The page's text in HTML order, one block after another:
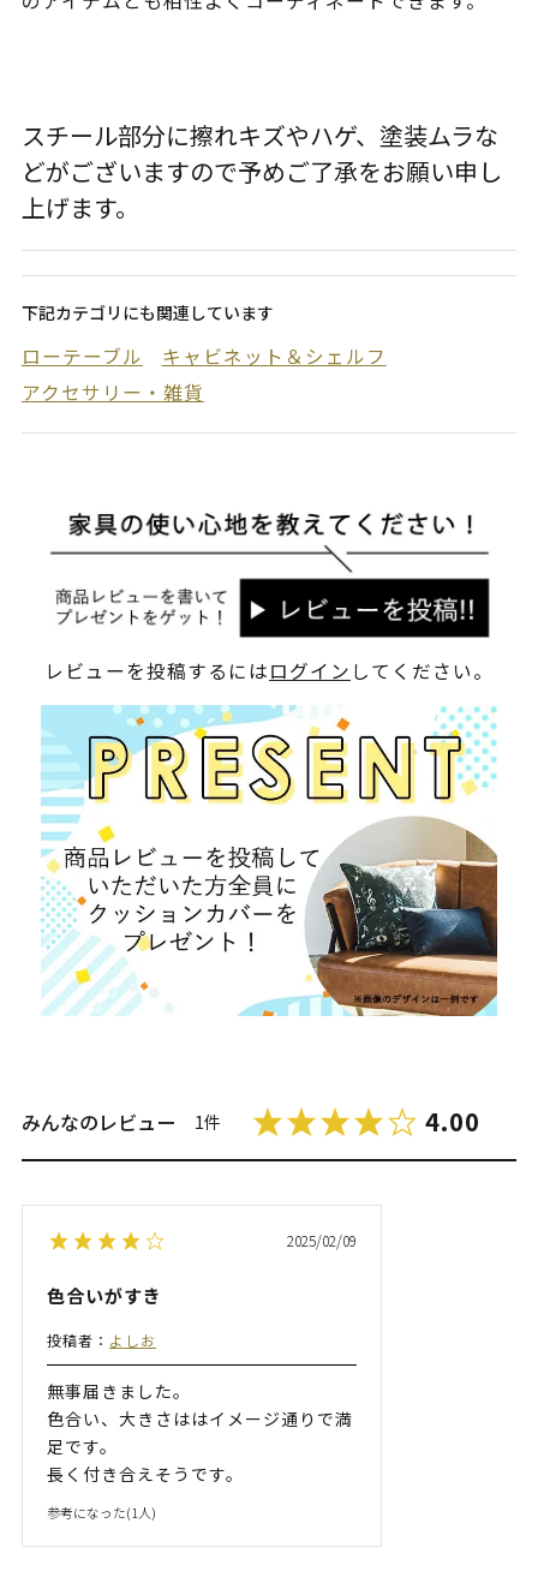
スチール部分に擦れキズやハゲ、塗装ムラな
どがございますので予めご了承をお願い申し
上げます。
下記カテゴリにも関連しています
ローテーブル
キャビネット＆シェルフ
アクセサリー・雑貨
レビューを投稿するにはログイン してください。
みんなのレビュー 1件 4.00
2025/02/09
色合いがすき
投稿者： よしお
無事届きました。
色合い、大きさははイメージ通りで満
足です。
長く付き合えそうです。
参考になった(1 人)